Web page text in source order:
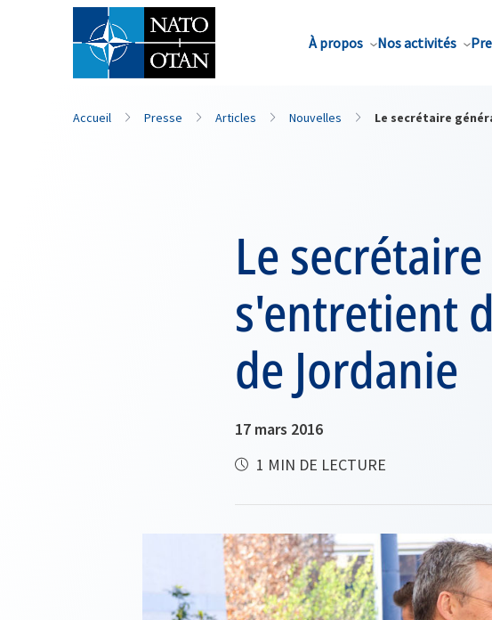
À propos Nos activités
Nom de famille*
Accueil Presse Articles Nouvelles Le secrétaire
Le
s'entretient
de Jordanie
17 mars 2016
1 MIN DE LECTURE